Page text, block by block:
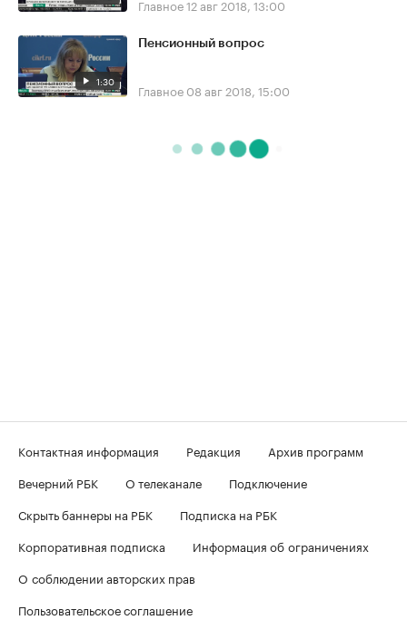
Главное12 авг 2018, 13:00
1:30
Пенсионный вопрос
Главное 08 авг 2018, 15:00
Контактная информация Редакция
Архив программ
Вечерний РБК
О телеканале
Подключение
Скрыть баннеры на РБК
Подписка на РБК
Корпоративная подписка
Информация об ограничениях
О соблюдении авторских прав
Пользовательское соглашение